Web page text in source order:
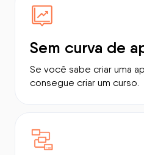
Sem curva de
Se você sabe criar uma
consegue criar um curso.